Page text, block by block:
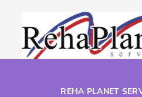
REHA PLANET